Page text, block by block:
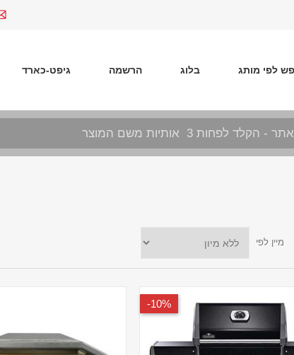
לפי מותג בלוג הרשמה גיפט-כארד
מיין לפי
10%-